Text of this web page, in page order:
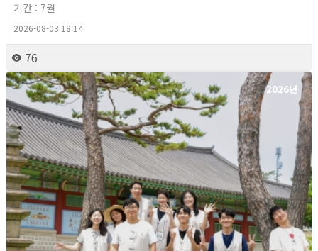
기간 : 7월
2026-08-03 18:14
76
2026년